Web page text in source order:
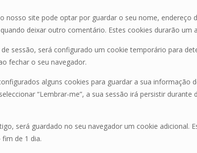
nosso site pode optar por guardar o seu nome,
deixar outro comentário. Estes cookies durarão um
de sessão, será configurado um cookie temporário para
fechar o seu navegador.
alguns cookies para guardar a sua informação
“Lembrar-me”, a sua sessão irá persistir
será guardado no seu navegador um cookie
fim de 1 dia.